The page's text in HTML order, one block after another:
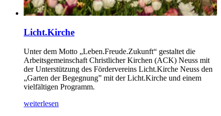
Licht.Kirche
Unter dem Motto „Leben.Freude.Zukunft“ gestaltet die
Arbeitsgemeinschaft Christlicher Kirchen (ACK) Neuss mit
der Unterstützung des Fördervereins Licht.Kirche Neuss den
„Garten der Begegnung” mit der Licht.Kirche und einem
vielfältigen Programm.
weiterlesen